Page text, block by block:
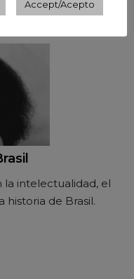
originarios y
la intelectualidad, el
historia de Brasil.
Accept/Acepto